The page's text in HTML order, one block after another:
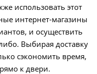
использовать этот
интернет-магазины
и осуществить
Выбирая доставку
сэкономить время,
к двери.